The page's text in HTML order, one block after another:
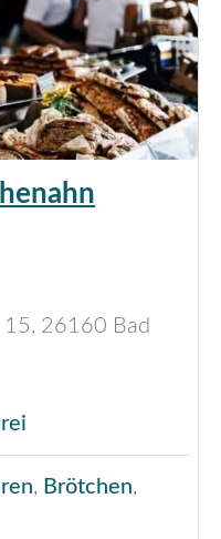
15, 26160 Bad
, Brötchen,